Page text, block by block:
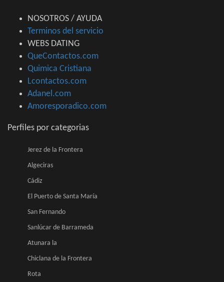
NOSOTROS / AYUDA
Terminos del servicio
WEBS DATING
QueContactos.com
Quimica Cristiana
Lcontactos.com
Adanel.com
Amoresporadico.com
Perfiles por categorias
Jerez de la Frontera
Algeciras
Cádiz
El Puerto de Santa María
San Fernando
Sanlúcar de Barrameda
Atunara la
Chiclana de la Frontera
Rota